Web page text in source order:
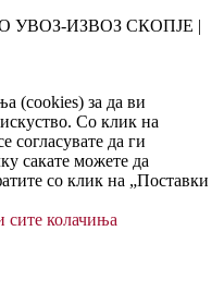
ИЗВОЗ СКОПЈЕ |
(cookies) за да ви
Со клик на
согласувате да ги
сакате можете да
со клик на „Поставки
сите колачиња